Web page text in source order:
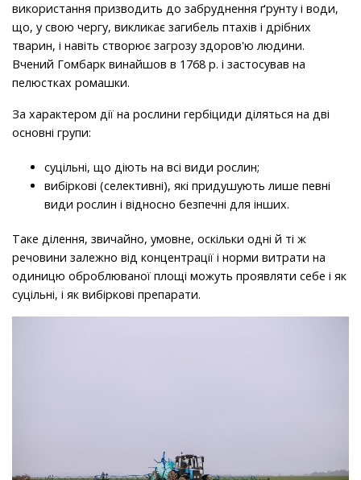
використання призводить до забруднення ґрунту і води,
що, у свою чергу, викликає загибель птахів і дрібних
тварин, і навіть створює загрозу здоров'ю людини.
Вчений Гомбарк винайшов в 1768 р. і застосував на
пелюстках ромашки.
За характером дії на рослини гербіциди діляться на дві
основні групи:
суцільні, що діють на всі види рослин;
вибіркові (селективні), які придушують лише певні
види рослин і відносно безпечні для інших.
Таке ділення, звичайно, умовне, оскільки одні й ті ж
речовини залежно від концентрації і норми витрати на
одиницю оброблюваної площі можуть проявляти себе і як
суцільні, і як вибіркові препарати.